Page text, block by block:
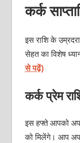
कर्क
इस राशि के
सेहत का विशेष
से पढ़ें)
कर्क प्रेम
इस हफ्ते आपको
को मिलेंगे। आप